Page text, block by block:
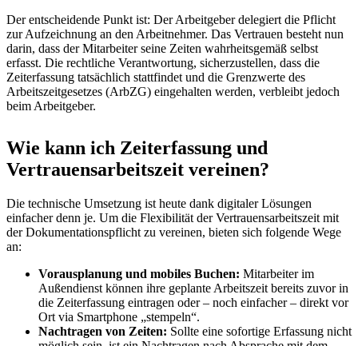
Der entscheidende Punkt ist: Der Arbeitgeber delegiert die Pflicht
zur Aufzeichnung an den Arbeitnehmer. Das Vertrauen besteht nun
darin, dass der Mitarbeiter seine Zeiten wahrheitsgemäß selbst
erfasst. Die rechtliche Verantwortung, sicherzustellen, dass die
Zeiterfassung tatsächlich stattfindet und die Grenzwerte des
Arbeitszeitgesetzes (ArbZG) eingehalten werden, verbleibt jedoch
beim Arbeitgeber.
Wie kann ich Zeiterfassung und
Vertrauensarbeitszeit vereinen?
Die technische Umsetzung ist heute dank digitaler Lösungen
einfacher denn je. Um die Flexibilität der Vertrauensarbeitszeit mit
der Dokumentationspflicht zu vereinen, bieten sich folgende Wege
an:
Vorausplanung und mobiles Buchen: Mitarbeiter im
Außendienst können ihre geplante Arbeitszeit bereits zuvor in
die Zeiterfassung eintragen oder – noch einfacher – direkt vor
Ort via Smartphone „stempeln“.
Nachtragen von Zeiten: Sollte eine sofortige Erfassung nicht